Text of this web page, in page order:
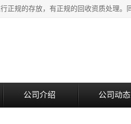
公司介绍 公司动态